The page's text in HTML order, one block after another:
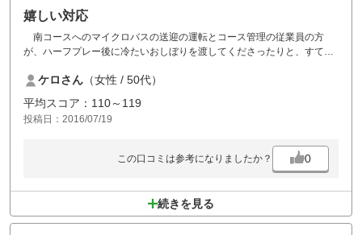
嬉しい対応
南コースへのマイクロバスの送迎の運転とコース管理の従業員の方
が、ハーフプレー後に冷たいおしぼりを渡してくださったりと、すてき
た。ケロさん （女性 / 50代）
平均スコア：110～119
投稿日：2016/07/19
この口コミは参考になりましたか？ 0
続きを見る